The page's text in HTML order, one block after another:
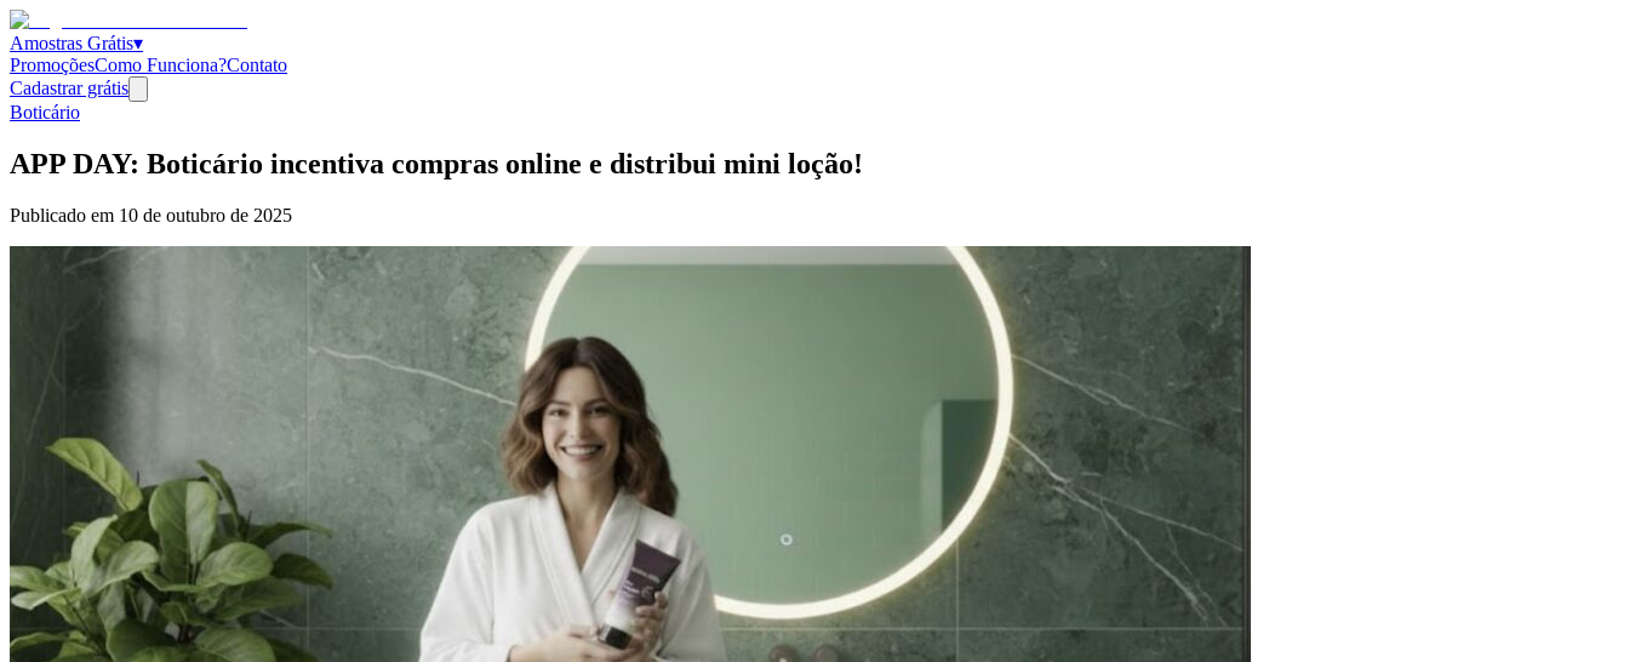
Amostras Grátis▾
PromoçõesComo Funciona?Contato
Cadastrar grátis
Boticário
APP DAY: Boticário incentiva compras online e distribui mini loção!
Publicado em 10 de outubro de 2025